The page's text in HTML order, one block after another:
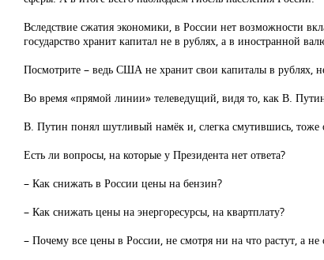
Вследствие сжатия экономики, в России нет возможности
государство хранит капитал не в рублях, а в иностранной
Посмотрите – ведь США не хранит свои капиталы в рублях,
Во время «прямой линии» телеведущий, видя то, как В. Путин
В. Путин понял шутливый намёк и, слегка смутившись, тоже
Есть ли вопросы, на которые у Президента нет ответа?
– Как снижать в России цены на бензин?
– Как снижать цены на энергоресурсы, на квартплату?
– Почему все цены в России, не смотря ни на что растут, а не